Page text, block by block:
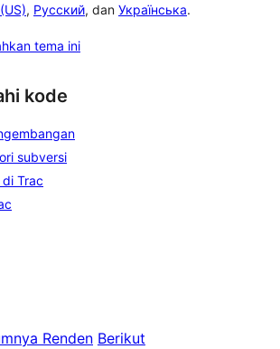
, Русский, dan Українська.
tema ini
kode
subversi
Trac
Renden Berikut